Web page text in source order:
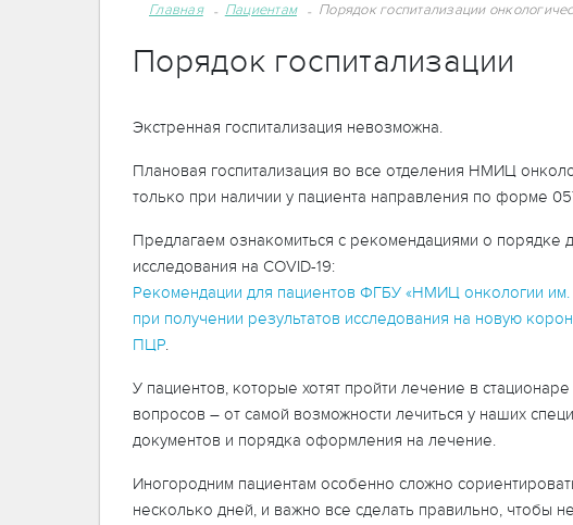
Главная Пациентам Порядок госпитализации
Порядок госпитализации
Экстренная госпитализация невозможна.
Плановая госпитализация во все отделения НМИЦ
только при наличии у пациента направления по форме
Предлагаем ознакомиться с рекомендациями о порядке
исследования на COVID-19:
Рекомендации для пациентов ФГБУ «НМИЦ онкологии
при получении результатов исследования на новую
ПЦР.
У пациентов, которые хотят пройти лечение в
вопросов – от самой возможности лечиться у наших
документов и порядка оформления на лечение.
Иногородним пациентам особенно сложно
несколько дней, и важно все сделать правильно, чтобы